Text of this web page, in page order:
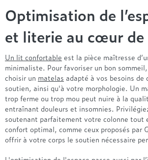
Optimisation de
et literie au cœur de
Un lit confortable est la pièce maîtresse
minimaliste. Pour favoriser un bon
choisir un matelas adapté à vos besoins de
soutien, ainsi qu'à votre morphologie. Un
trop ferme ou trop mou peut nuire à la
entraînant douleurs et insomnies.
soutenant parfaitement votre colonne tout
confort optimal, comme ceux proposés par
offrir à votre corps le soutien nécessaire